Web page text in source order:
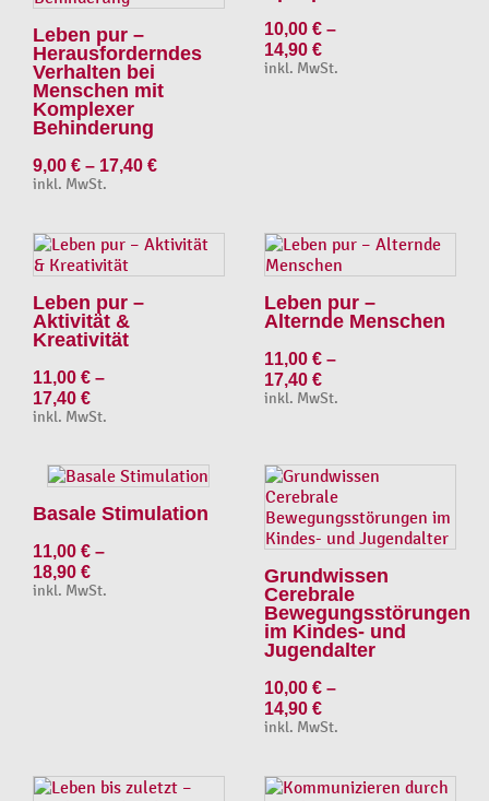
Leben pur –
Herausforderndes
Verhalten bei
Menschen mit
Komplexer
Behinderung
9,00€ – 17,40€
inkl. MwSt.
10,00€ –
14,90€
inkl. MwSt.
Leben pur –
Aktivität &
Kreativität
11,00€ –
17,40€
inkl. MwSt.
Leben pur –
Alternde Menschen
11,00€ –
17,40€
inkl. MwSt.
Basale Stimulation
11,00€ –
18,90€
inkl. MwSt.
Grundwissen
Cerebrale
Bewegungsstörungen
im Kindes- und
Jugendalter
10,00€ –
14,90€
inkl. MwSt.